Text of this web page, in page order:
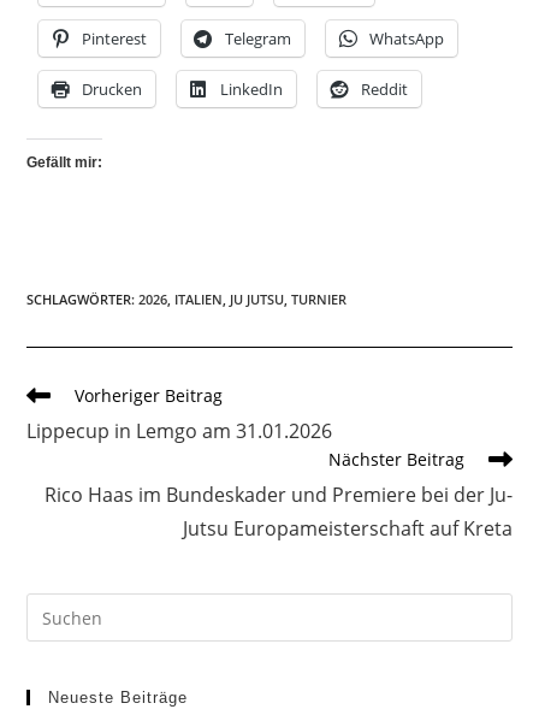
Pinterest Telegram WhatsApp
Drucken LinkedIn Reddit
Gefällt mir:
SCHLAGWÖRTER:2026, ITALIEN, JU JUTSU, TURNIER
Weitere
ansehen
Vorheriger Beitrag
Lippecup in Lemgo am 31.01.2026
Nächster Beitrag
Rico Haas im Bundeskader und Premiere bei der Ju-
Jutsu Europameisterschaft auf Kreta
Neueste Beiträge